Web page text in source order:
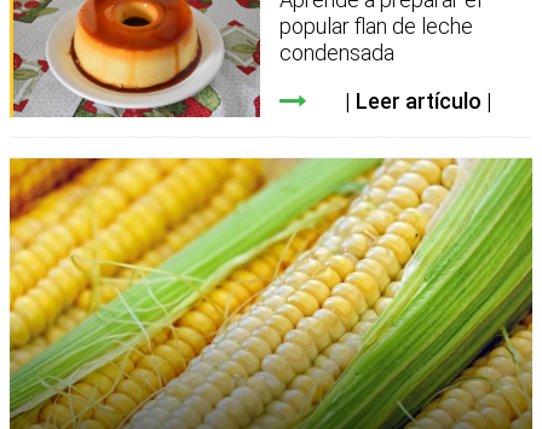
popular flan de leche
condensada
Leer artículo